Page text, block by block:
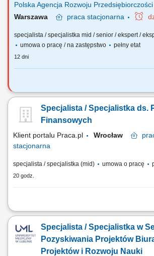
Polska Agencja Rozwoju Przedsiębiorczości
Warszawa
praca stacjonarna
specjalista / specjalistka mid / senior / ekspert /
umowa o pracę / na zastępstwo
pełny etat
12 dni
Główne obowiązki: Opracowywanie
przygotowywanie propozycji zapisów regulacji i ich
innymi komórkami Agencji. Udział w:
Specjalista / Specjalistka ds.
Finansowych
Klient portalu Praca.pl Wrocław
stacjonarna
specjalista / specjalistka (mid) umowa o pracę
20 godz.
Kompleksowa obsługa finansowa projektów
m.in. z programów krajowych oraz funduszy
dokumentów finansowych pod względem
Obsługa finansowa jednostek...
Specjalista / Specjalistka w
Pozyskiwania Projektów
Projektów i Rozwoju Nauki